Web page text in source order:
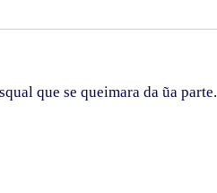
que se queimara da ũa parte.